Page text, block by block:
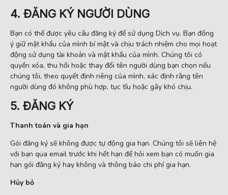
4. ĐĂNG KÝ NGƯỜI DÙNG
Bạn có thể được yêu cầu đăng ký để sử dụng Dịch vụ. Bạn đồng
ý giữ mật khẩu của mình bí mật và chịu trách nhiệm cho mọi hoạt
động sử dụng tài khoản và mật khẩu của mình. Chúng tôi có
quyền xóa, thu hồi hoặc thay đổi tên người dùng bạn chọn nếu
chúng tôi, theo quyết định riêng của mình, xác định rằng tên
người dùng đó không phù hợp, tục tĩu hoặc gây khó chịu.
5. ĐĂNG KÝ
Thanh toán và gia hạn
Gói đăng ký sẽ không được tự động gia hạn. Chúng tôi sẽ liên hệ
với bạn qua email trước khi hết hạn để hỏi xem bạn có muốn gia
hạn gói đăng ký hay không và thông báo chi phí gia hạn.
Hủy bỏ